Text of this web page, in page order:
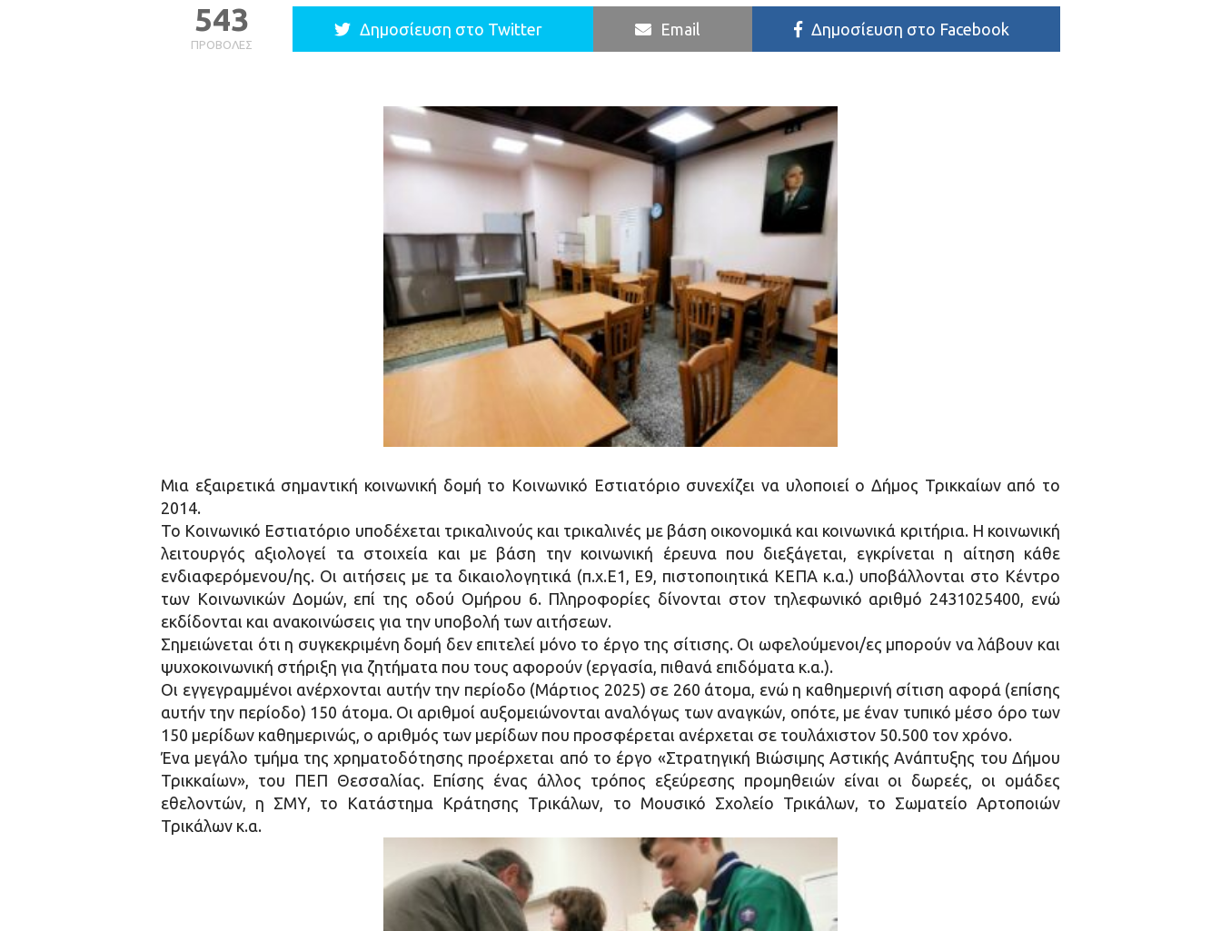
ΠΡΟΒΟΛΈΣ
543 Δημοσίευση στο Twitter Email Δημοσίευση στο Facebook
Μια εξαιρετικά σημαντική κοινωνική δομή το Κοινωνικό Εστιατόριο συνεχίζει να υλοποιεί ο Δήμος Τρικκαίων από το
2014.
Το Κοινωνικό Εστιατόριο υποδέχεται τρικαλινούς και τρικαλινές με βάση οικονομικά και κοινωνικά κριτήρια. Η κοινωνική
λειτουργός αξιολογεί τα στοιχεία και με βάση την κοινωνική έρευνα που διεξάγεται, εγκρίνεται η αίτηση κάθε
ενδιαφερόμενου/ης. Οι αιτήσεις με τα δικαιολογητικά (π.χ.Ε1, Ε9, πιστοποιητικά ΚΕΠΑ κ.α.) υποβάλλονται στο Κέντρο
των Κοινωνικών Δομών, επί της οδού Ομήρου 6. Πληροφορίες δίνονται στον τηλεφωνικό αριθμό 2431025400, ενώ
εκδίδονται και ανακοινώσεις για την υποβολή των αιτήσεων.
Σημειώνεται ότι η συγκεκριμένη δομή δεν επιτελεί μόνο το έργο της σίτισης. Οι ωφελούμενοι/ες μπορούν να λάβουν και
ψυχοκοινωνική στήριξη για ζητήματα που τους αφορούν (εργασία, πιθανά επιδόματα κ.α.).
Οι εγγεγραμμένοι ανέρχονται αυτήν την περίοδο (Μάρτιος 2025) σε 260 άτομα, ενώ η καθημερινή σίτιση αφορά (επίσης
αυτήν την περίοδο) 150 άτομα. Οι αριθμοί αυξομειώνονται αναλόγως των αναγκών, οπότε, με έναν τυπικό μέσο όρο των
150 μερίδων καθημερινώς, ο αριθμός των μερίδων που προσφέρεται ανέρχεται σε τουλάχιστον 50.500 τον χρόνο.
Ένα μεγάλο τμήμα της χρηματοδότησης προέρχεται από το έργο «Στρατηγική Βιώσιμης Αστικής Ανάπτυξης του Δήμου
Τρικκαίων», του ΠΕΠ Θεσσαλίας. Επίσης ένας άλλος τρόπος εξεύρεσης προμηθειών είναι οι δωρεές, οι ομάδες
εθελοντών, η ΣΜΥ, το Κατάστημα Κράτησης Τρικάλων, το Μουσικό Σχολείο Τρικάλων, το Σωματείο Αρτοποιών
Τρικάλων κ.α.